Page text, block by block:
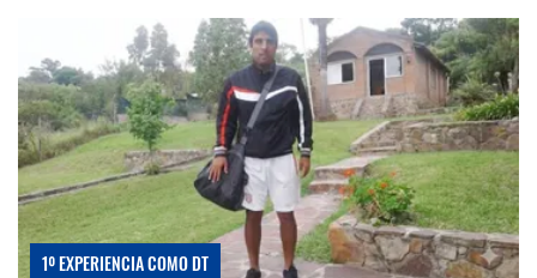
1º EXPERIENCIA COMO DT